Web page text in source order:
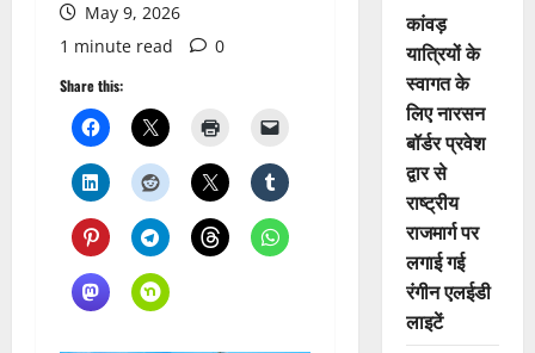
May 9, 2026
1 minute read
0
Share this:
कांवड़
यात्रियों के
स्वागत के
लिए नारसन
बॉर्डर प्रवेश
द्वार से
राष्ट्रीय
राजमार्ग पर
लगाई गई
रंगीन एलईडी
लाइटें